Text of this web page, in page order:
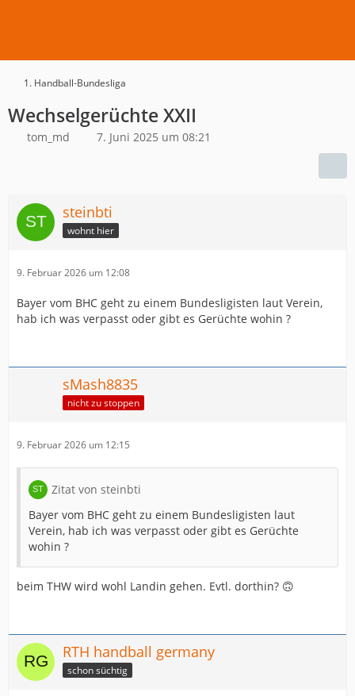
1. Handball-Bundesliga
Wechselgerüchte XXII
tom_md 7. Juni 2025 um 08:21
steinbti
wohnt hier
9. Februar 2026 um 12:08
Bayer vom BHC geht zu einem Bundesligisten laut Verein,
hab ich was verpasst oder gibt es Gerüchte wohin ?
sMash8835
nicht zu stoppen
9. Februar 2026 um 12:15
Zitat von steinbti
Bayer vom BHC geht zu einem Bundesligisten laut
Verein, hab ich was verpasst oder gibt es Gerüchte
wohin ?
beim THW wird wohl Landin gehen. Evtl. dorthin? 🙃
RTH handball germany
schon süchtig